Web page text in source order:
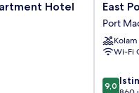
Hotel
East
Port
Motor
Inn
Port
East
Port
Wi-Fi
9.0
9,0